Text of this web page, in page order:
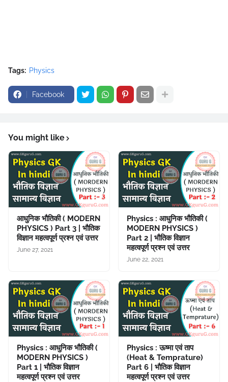
Tags: Physics
Facebook
You might like
आधुनिक भौतिकी ( MODERN
PHYSICS ) Part 3 | भौतिक
विज्ञान महत्वपूर्ण प्रश्न एवं उत्तर
June 27, 2021
Physics : आधुनिक भौतिकी (
MODERN PHYSICS )
Part 2 | भौतिक विज्ञान
महत्वपूर्ण प्रश्न एवं उत्तर
June 22, 2021
Physics : आधुनिक भौतिकी (
MODERN PHYSICS )
Part 1 | भौतिक विज्ञान
महत्वपूर्ण प्रश्न एवं उत्तर
Physics : ऊष्मा एवं ताप
(Heat & Temprature)
Part 6 | भौतिक विज्ञान
महत्वपूर्ण प्रश्न एवं उत्तर